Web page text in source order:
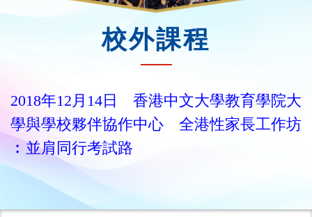
校外課程
2018年12月14日 香港中文大學教育學院大
學與學校夥伴協作中心 全港性家長工作坊
︰並肩同行考試路